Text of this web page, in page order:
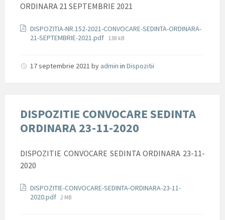
ORDINARA 21 SEPTEMBRIE 2021
Documente
DISPOZITIA-NR.152-2021-CONVOCARE-SEDINTA-ORDINARA-
21-SEPTEMBRIE-2021.pdf File
138 kB
17 septembrie 2021 by admin in Dispozitii
DISPOZITIE CONVOCARE SEDINTA
ORDINARA 23-11-2020
DISPOZITIE CONVOCARE SEDINTA ORDINARA 23-11-
2020
Documente
DISPOZITIE-CONVOCARE-SEDINTA-ORDINARA-23-11-
2020.pdf File
2 MB